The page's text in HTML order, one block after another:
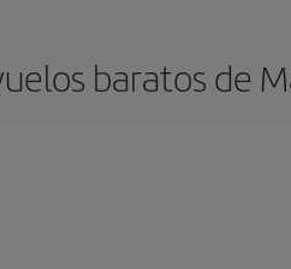
baratos de